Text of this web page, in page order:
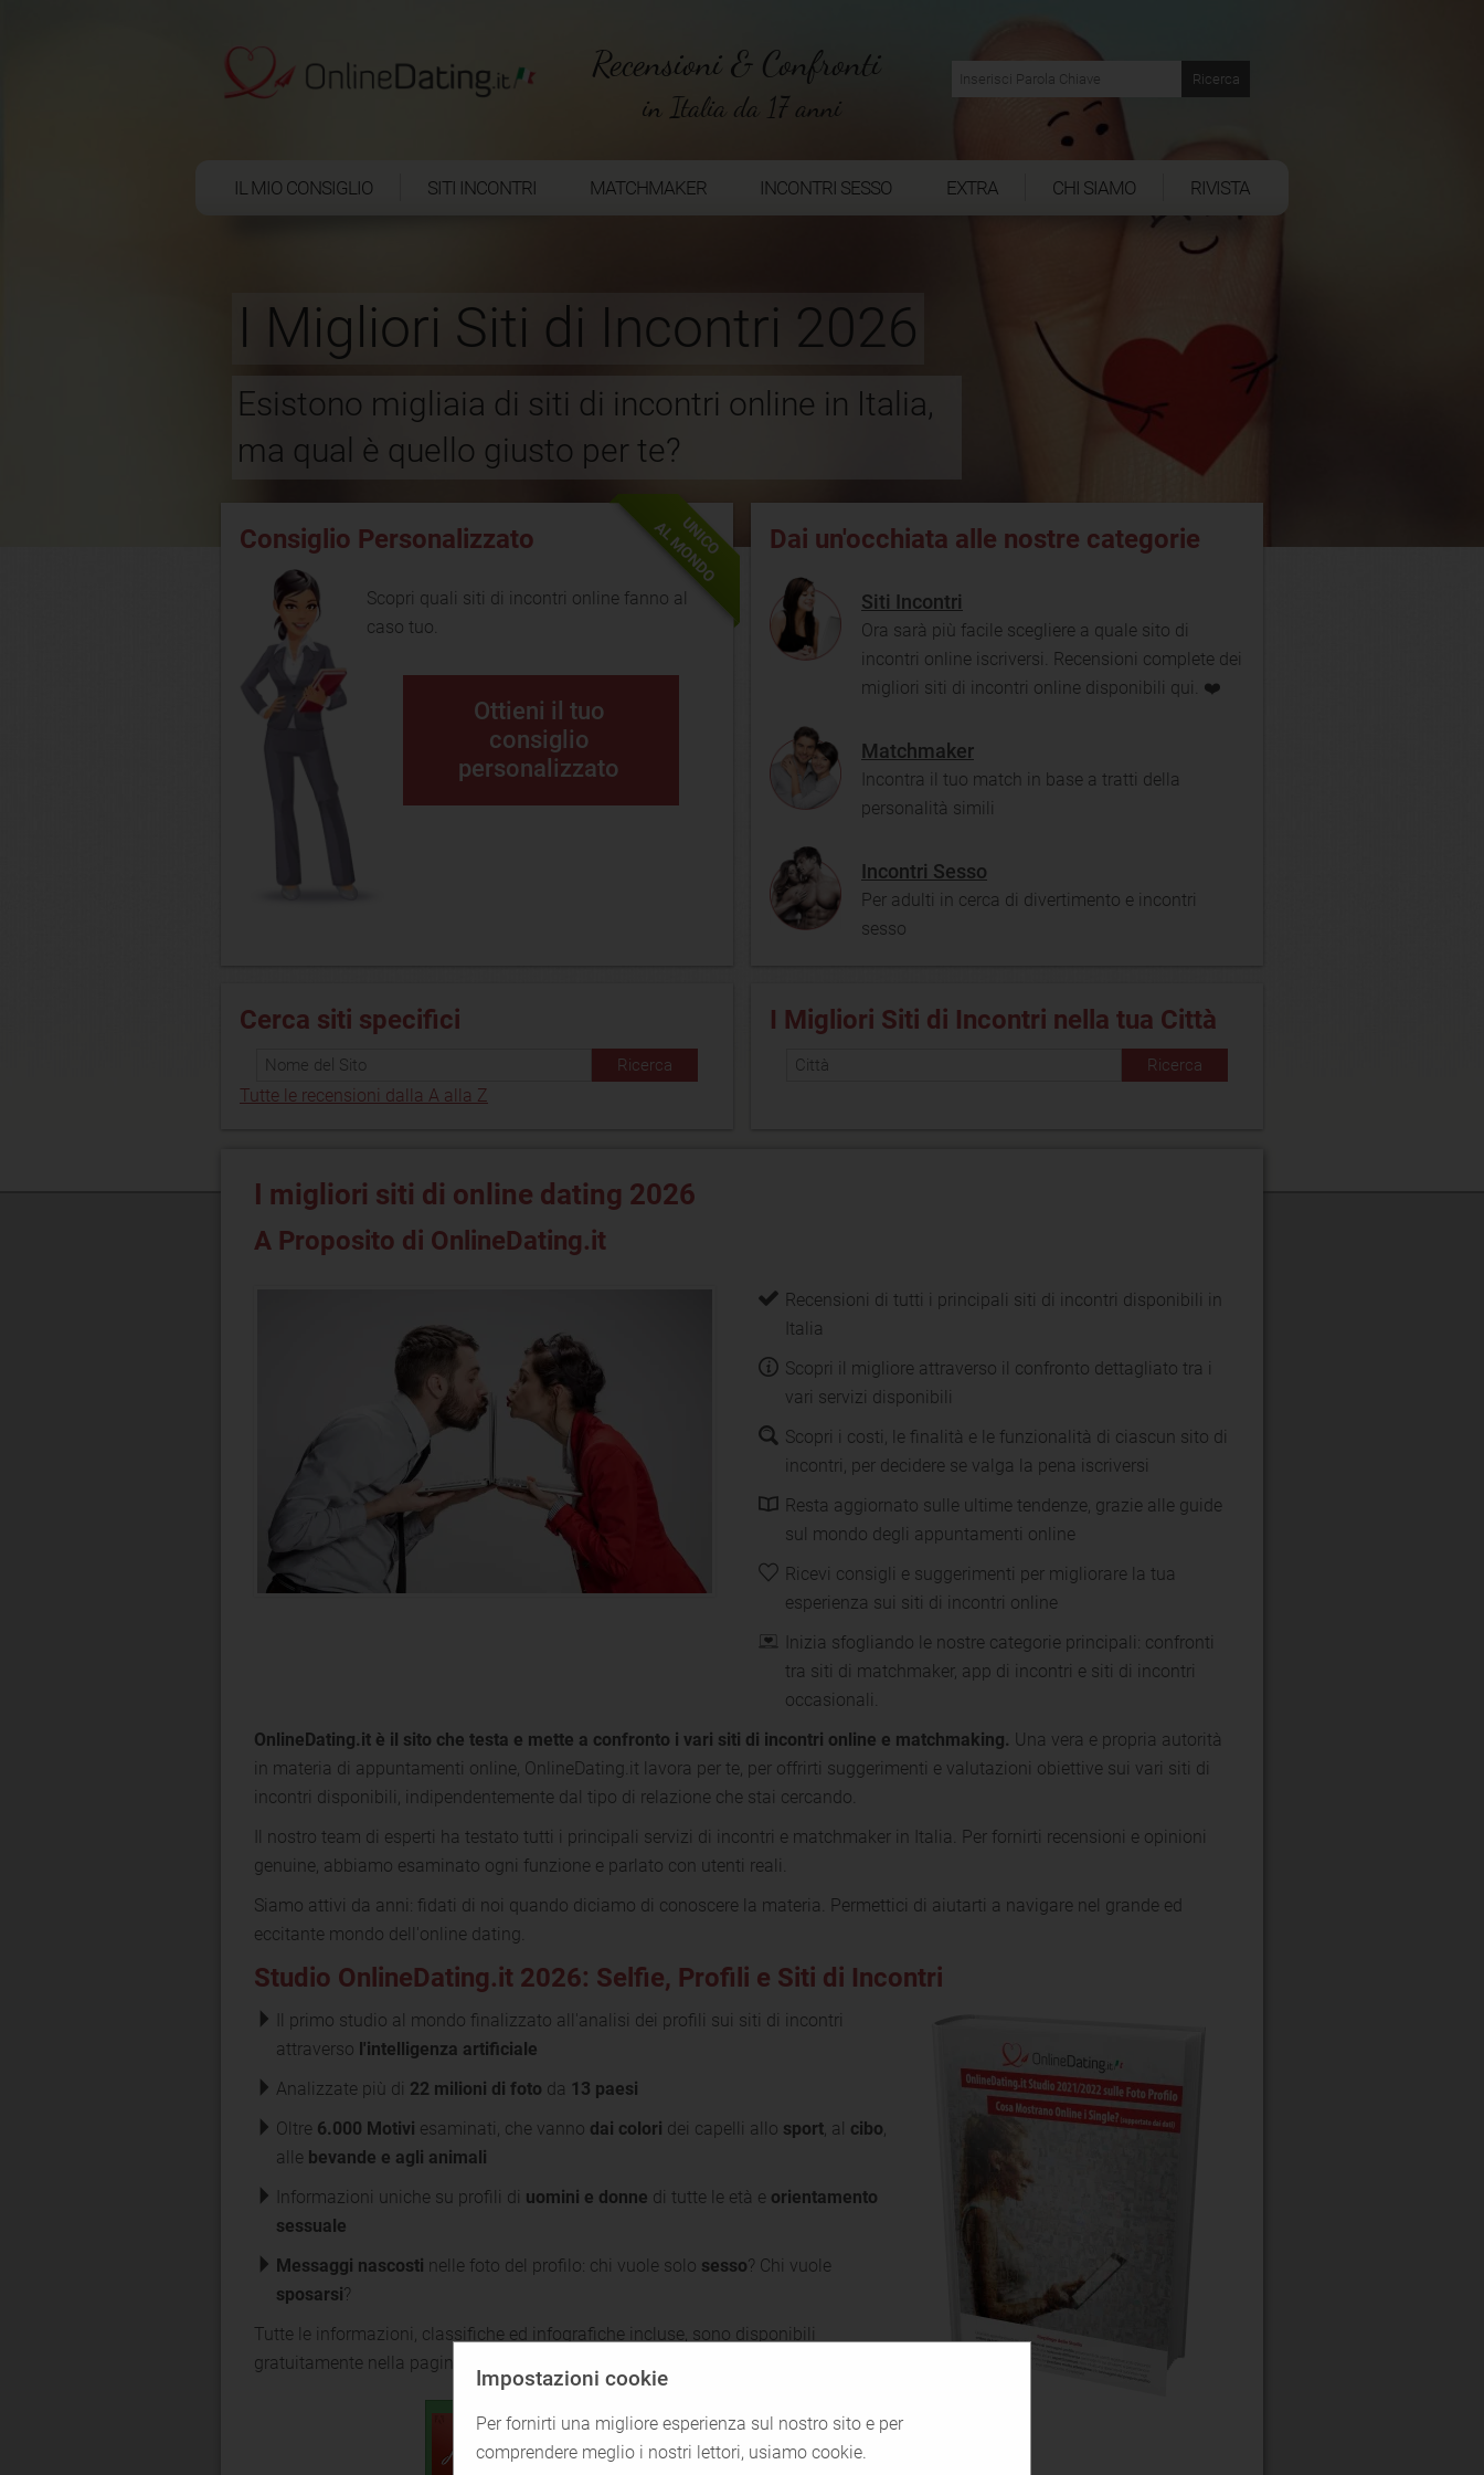
Impostazioni cookie
Per fornirti una migliore esperienza sul nostro sito e per
comprendere meglio i nostri lettori, usiamo cookie.
Recensioni & Confronti
in Italia da 17 anni
IL MIO CONSIGLIO SITI INCONTRI MATCHMAKER INCONTRI SESSO EXTRA CHI SIAMO RIVISTA
I Migliori Siti di Incontri 2026
Esistono migliaia di siti di incontri online in Italia,
ma qual è quello giusto per te?
UNICO
AL MONDO
Consiglio Personalizzato
Scopri quali siti di incontri online fanno al
caso tuo.
Ottieni il tuo
consiglio
personalizzato
Dai un'occhiata alle nostre categorie
Siti Incontri
Ora sarà più facile scegliere a quale sito di
incontri online iscriversi. Recensioni complete dei
migliori siti di incontri online disponibili qui. ❤️
Matchmaker
Incontra il tuo match in base a tratti della
personalità simili
Incontri Sesso
Per adulti in cerca di divertimento e incontri
sesso
Cerca siti specifici
Tutte le recensioni dalla A alla Z
I Migliori Siti di Incontri nella tua Città
I migliori siti di online dating 2026
A Proposito di OnlineDating.it
Recensioni di tutti i principali siti di incontri disponibili in
Italia
Scopri il migliore attraverso il confronto dettagliato tra i
vari servizi disponibili
Scopri i costi, le finalità e le funzionalità di ciascun sito di
incontri, per decidere se valga la pena iscriversi
Resta aggiornato sulle ultime tendenze, grazie alle guide
sul mondo degli appuntamenti online
Ricevi consigli e suggerimenti per migliorare la tua
esperienza sui siti di incontri online
Inizia sfogliando le nostre categorie principali: confronti
tra siti di matchmaker, app di incontri e siti di incontri
occasionali.
OnlineDating.it è il sito che testa e mette a confronto i vari siti di incontri online e matchmaking. Una vera e propria autorità
in materia di appuntamenti online, OnlineDating.it lavora per te, per offrirti suggerimenti e valutazioni obiettive sui vari siti di
incontri disponibili, indipendentemente dal tipo di relazione che stai cercando.
Il nostro team di esperti ha testato tutti i principali servizi di incontri e matchmaker in Italia. Per fornirti recensioni e opinioni
genuine, abbiamo esaminato ogni funzione e parlato con utenti reali.
Siamo attivi da anni: fidati di noi quando diciamo di conoscere la materia. Permettici di aiutarti a navigare nel grande ed
eccitante mondo dell'online dating.
Studio OnlineDating.it 2026: Selfie, Profili e Siti di Incontri
Il primo studio al mondo finalizzato all'analisi dei profili sui siti di incontri
attraverso l'intelligenza artificiale
Analizzate più di 22 milioni di foto da 13 paesi
Oltre 6.000 Motivi esaminati, che vanno dai colori dei capelli allo sport, al cibo,
alle bevande e agli animali
Informazioni uniche su profili di uomini e donne di tutte le età e orientamento
sessuale
Messaggi nascosti nelle foto del profilo: chi vuole solo sesso? Chi vuole
sposarsi?
Tutte le informazioni, classifiche ed infografiche incluse, sono disponibili
gratuitamente nella pagina Studi.
Scarica gratuitamente
lo studio